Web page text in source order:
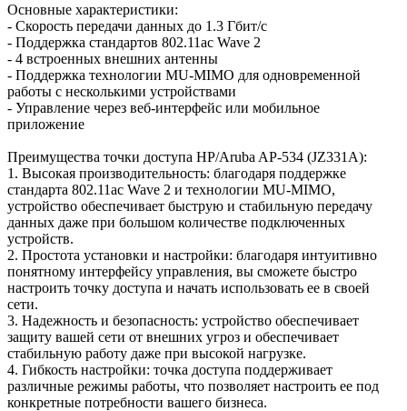
Основные характеристики:
- Скорость передачи данных до 1.3 Гбит/с
- Поддержка стандартов 802.11ac Wave 2
- 4 встроенных внешних антенны
- Поддержка технологии MU-MIMO для одновременной
работы с несколькими устройствами
- Управление через веб-интерфейс или мобильное
приложение
Преимущества точки доступа HP/Aruba AP-534 (JZ331A):
1. Высокая производительность: благодаря поддержке
стандарта 802.11ac Wave 2 и технологии MU-MIMO,
устройство обеспечивает быструю и стабильную передачу
данных даже при большом количестве подключенных
устройств.
2. Простота установки и настройки: благодаря интуитивно
понятному интерфейсу управления, вы сможете быстро
настроить точку доступа и начать использовать ее в своей
сети.
3. Надежность и безопасность: устройство обеспечивает
защиту вашей сети от внешних угроз и обеспечивает
стабильную работу даже при высокой нагрузке.
4. Гибкость настройки: точка доступа поддерживает
различные режимы работы, что позволяет настроить ее под
конкретные потребности вашего бизнеса.